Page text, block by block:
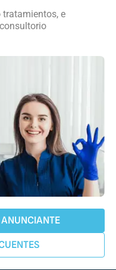
tratamientos, e